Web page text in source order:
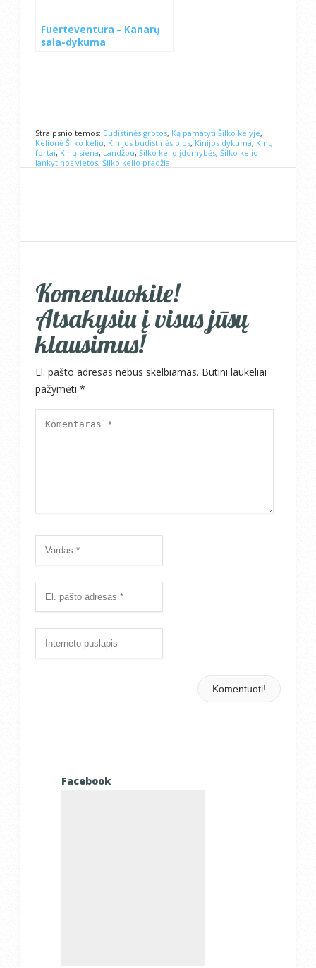
Fuerteventura – Kanarų
sala-dykuma
Straipsnio temos: Budistinės grotos, Ką pamatyti Šilko kelyje,
Kelionė Šilko keliu, Kinijos budistinės olos, Kinijos dykuma, Kinų
fortai, Kinų siena, Landžou, Šilko kelio įdomybės, Šilko kelio
lankytinos vietos, Šilko kelio pradžia
Komentuokite!
Atsakysiu į visus jūsų
klausimus!
El. pašto adresas nebus skelbiamas. Būtini laukeliai
pažymėti *
Facebook